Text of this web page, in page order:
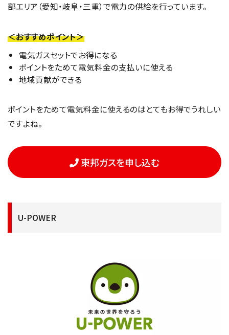
部エリア（愛知・岐阜・三重）で電力の供給を行っています。
＜おすすめポイント＞
電気ガスセットでお得になる
ポイントをためて電気料金の支払いに使える
地域貢献ができる
ポイントをためて電気料金に使えるのはとてもお得でうれしい
ですよね。
東邦ガスを申し込む
U-POWER